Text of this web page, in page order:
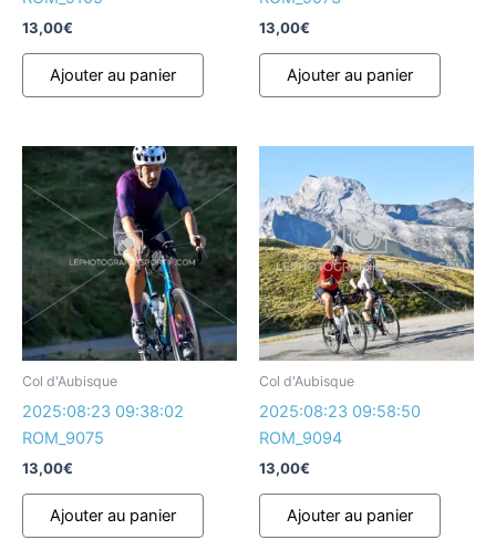
13,00€
Ajouter au panier
13,00€
Ajouter au panier
Col d'Aubisque
2025:08:23 09:38:02
ROM_9075
13,00€
Ajouter au panier
Col d'Aubisque
2025:08:23 09:58:50
ROM_9094
13,00€
Ajouter au panier